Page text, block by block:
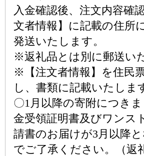
入金確認後、注文内容確
文者情報】に記載の住所
発送いたします。
※返礼品とは別に郵送い
※【注文者情報】を住民
し、書類に記載いたしま
〇1月以降の寄附につき
金受領証明書及びワンス
請書のお届けが3月以降
でご了承ください。（返